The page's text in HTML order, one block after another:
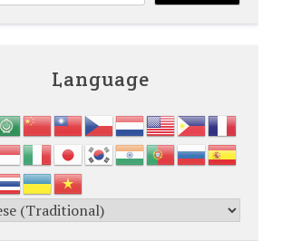
Language